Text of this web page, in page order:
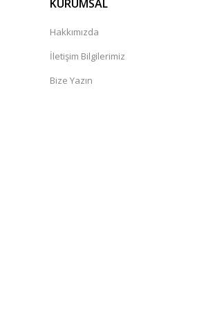
KURUMSAL
Hakkımızda
İletişim Bilgilerimiz
Bize Yazın